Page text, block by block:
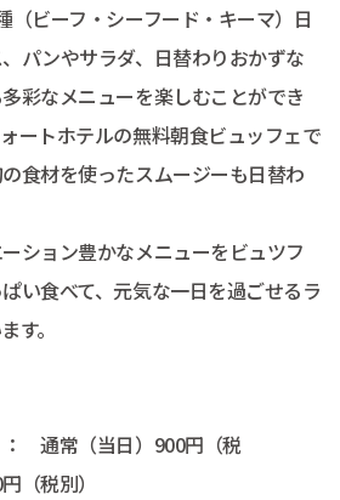
（ビーフ・シーフード・キーマ）日
パンやサラダ、日替わりおかずな
彩なメニューを楽しむことができ
ートホテルの無料朝食ビュッフェで
食材を使ったスムージーも日替わ
ション豊かなメニューをビュツフ
い食べて、元気な一日を過ごせるラ
す。
通常（当日）900円（税
税別）